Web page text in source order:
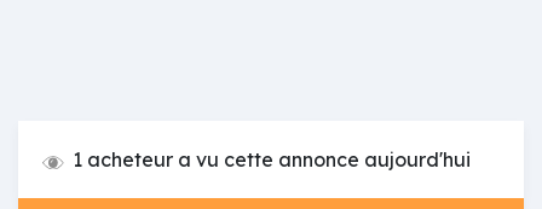
1 acheteur a vu cette annonce aujourd'hui